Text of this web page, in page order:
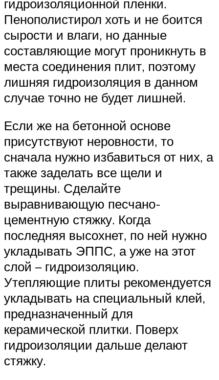
гидроизоляционной пленки.
Пенополистирол хоть и не боится
сырости и влаги, но данные
составляющие могут проникнуть в
места соединения плит, поэтому
лишняя гидроизоляция в данном
случае точно не будет лишней.
Если же на бетонной основе
присутствуют неровности, то
сначала нужно избавиться от них, а
также заделать все щели и
трещины. Сделайте
выравнивающую песчано-
цементную стяжку. Когда
последняя высохнет, по ней нужно
укладывать ЭППС, а уже на этот
слой – гидроизоляцию.
Утепляющие плиты рекомендуется
укладывать на специальный клей,
предназначенный для
керамической плитки. Поверх
гидроизоляции дальше делают
стяжку.